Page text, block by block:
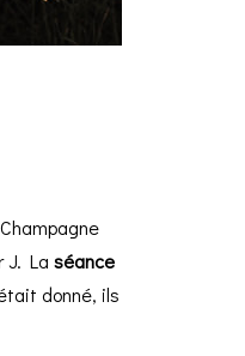
J. La séance
donné, ils